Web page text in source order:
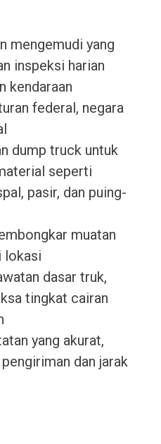
mengemudi yang
inspeksi harian
kendaraan
federal, negara
dump truck untuk
seperti
pasir, dan puing-
muatan
lokasi
dasar truk,
tingkat cairan
yang akurat,
dan jarak